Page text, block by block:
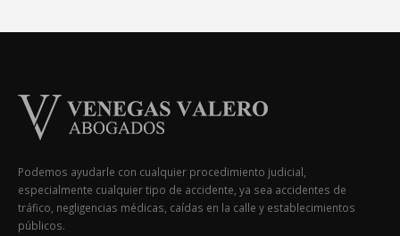
Podemos ayudarle con cualquier procedimiento judicial,
especialmente cualquier tipo de accidente, ya sea accidentes de
tráfico, negligencias médicas, caídas en la calle y establecimientos
públicos.